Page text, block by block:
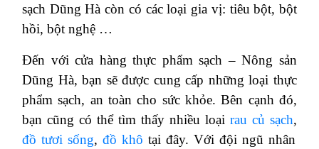
sạch Dũng Hà còn có các loại gia vị: tiêu bột, bột
hồi, bột nghệ …
Đến với cửa hàng thực phẩm sạch – Nông sản
Dũng Hà, bạn sẽ được cung cấp những loại thực
phẩm sạch, an toàn cho sức khỏe. Bên cạnh đó,
bạn cũng có thể tìm thấy nhiều loại rau củ sạch,
đồ tươi sống, đồ khô tại đây. Với đội ngũ nhân